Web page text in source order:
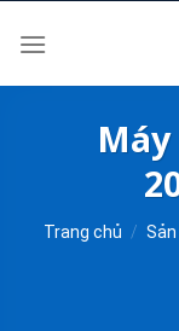
Trang chủ /